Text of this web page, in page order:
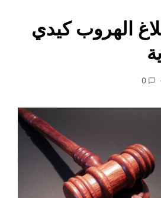
الهروب كيدي
0